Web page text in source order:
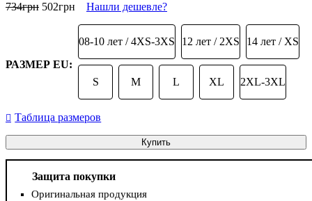
734грн 502грн Нашли дешевле?
РАЗМЕР EU:
08-10 лет / 4XS-3XS 12 лет / 2XS 14 лет / XS
S M L XL 2XL-3XL
Таблица размеров
Купить
Защита покупки
Оригинальная продукция